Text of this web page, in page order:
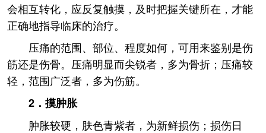
会相互转化，应反复触摸，及时把握关键所在，才能
正确地指导临床的治疗。
压痛的范围、部位、程度如何，可用来鉴别是伤
筋还是伤骨。压痛明显而尖锐者，多为骨折；压痛较
轻，范围广泛者，多为伤筋。
2．摸肿胀
肿胀较硬，肤色青紫者，为新鲜损伤；损伤日